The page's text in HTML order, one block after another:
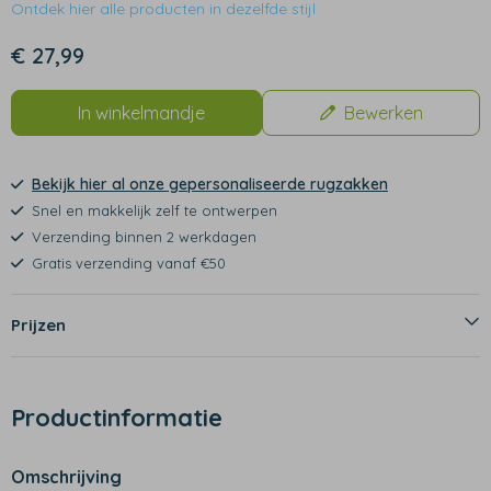
Ontdek hier alle producten in dezelfde stijl
€ 27,99
In winkelmandje Bewerken
Bekijk hier al onze gepersonaliseerde rugzakken
Snel en makkelijk zelf te ontwerpen
Verzending binnen 2 werkdagen
Gratis verzending vanaf €50
Prijzen
Productinformatie
Omschrijving